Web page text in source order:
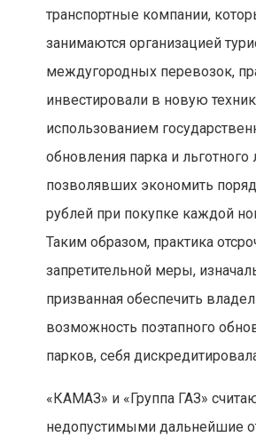
транспортные компании,
занимаются организацией
междугородных перевозок,
инвестировали в новую
использованием
обновления парка и льготного
позволявших экономить
рублей при покупке каждой
Таким образом, практика
запретительной меры,
призванная обеспечить
возможность поэтапного
парков, себя
«КАМАЗ» и «Группа ГАЗ»
недопустимыми дальнейшие